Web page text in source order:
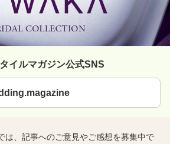
イルマガジン公式SNS
は、記事へのご意見やご感想を募集中で